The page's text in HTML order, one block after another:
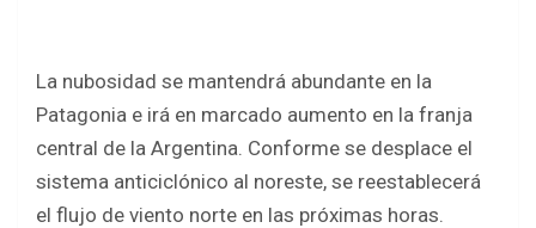
La nubosidad se mantendrá abundante en la
Patagonia e irá en marcado aumento en la franja
central de la Argentina. Conforme se desplace el
sistema anticiclónico al noreste, se reestablecerá
el flujo de viento norte en las próximas horas.